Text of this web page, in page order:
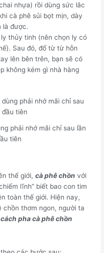
nhựa) rồi dùng sức lắc
cà phê sủi bọt mịn, dày
là được.
thủy tinh (nên chọn ly có
Sau đó, đổ từ từ hỗn
lên bên trên, bạn sẽ có
không kém gì nhà hàng
phải nhớ mãi chỉ sau lần
tiên
thế giới,cà phê chồn với
lĩnh” biết bao con tim
toàn thế giới. Hiện nay,
thơm ngon, người ta
cách pha cà phê chồn